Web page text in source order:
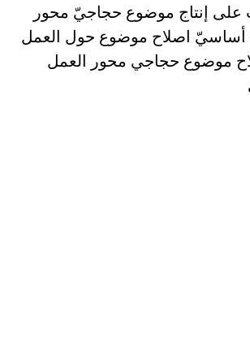
إنتاج موضوع حجاجيّ محور
أساسيّ اصلاح موضوع حول العمل
موضوع حجاجي محور العمل